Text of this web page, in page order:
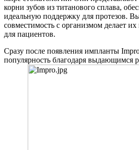
корни зубов из титанового сплава,
идеальную поддержку для протезов.
совместимость с организмом делает
для пациентов.
Сразу после появления импланты
популярность благодаря выдающимся